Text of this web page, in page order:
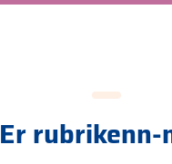
Er rubrikenn-